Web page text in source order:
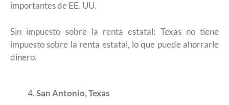
importantes de EE. UU.
Sin impuesto sobre la renta estatal: Texas no tiene
impuesto sobre la renta estatal, lo que puede ahorrarle
dinero.
San Antonio, Texas